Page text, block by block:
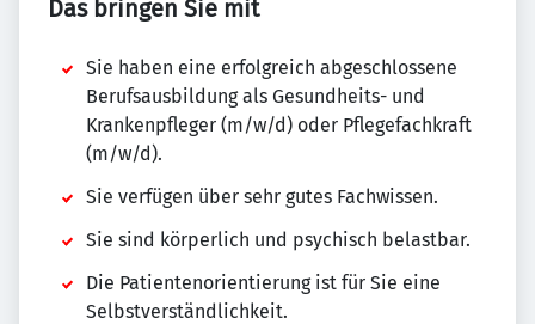
Das bringen Sie mit
Sie haben eine erfolgreich abgeschlossene
Berufsausbildung als Gesundheits- und
Krankenpfleger (m/w/d) oder Pflegefachkraft
(m/w/d).
Sie verfügen über sehr gutes Fachwissen.
Sie sind körperlich und psychisch belastbar.
Die Patientenorientierung ist für Sie eine
Selbstverständlichkeit.